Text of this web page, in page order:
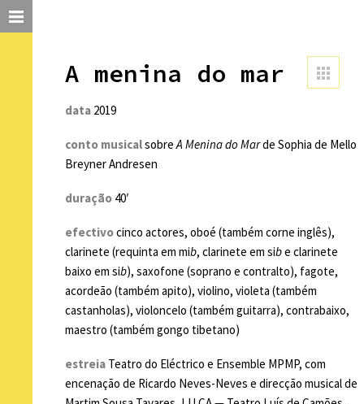
A menina do mar
data 2019
conto musicalsobreA Menina do Marde Sophia de Mello
Breyner Andresen
duração 40′
efectivocinco actores, oboé (também corne inglês),
clarinete (requinta em mib, clarinete em sibe clarinete
baixo em sib), saxofone (soprano e contralto), fagote,
acordeão (também apito), violino, violeta (também
castanholas), violoncelo (também guitarra), contrabaixo,
maestro (também gongo tibetano)
estreia Teatro do Eléctrico e Ensemble MPMP, com
encenação de Ricardo Neves-Neves e direcção musical de